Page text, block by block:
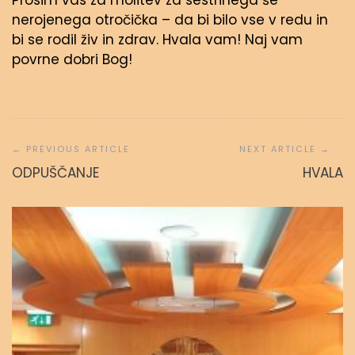
nerojenega otročička – da bi bilo vse v redu in
bi se rodil živ in zdrav. Hvala vam! Naj vam
povrne dobri Bog!
prispevka
ODPUŠČANJE HVALA